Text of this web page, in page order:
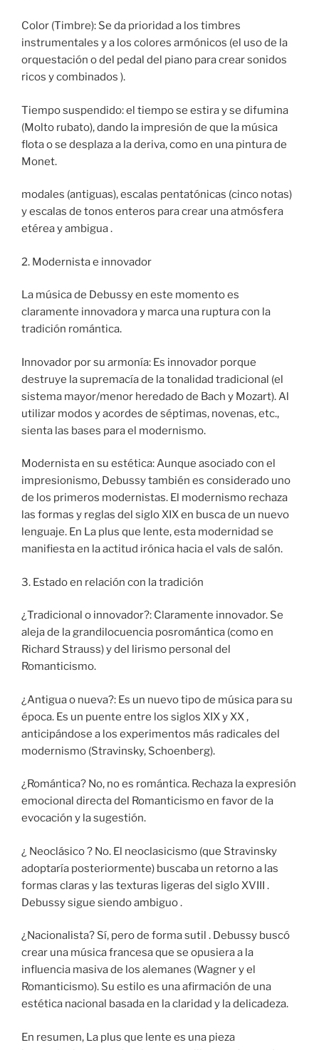
Color (Timbre): Se da prioridad a los timbres
instrumentales y a los colores armónicos (el uso de la
orquestación o del pedal del piano para crear sonidos
ricos y combinados ).
Tiempo suspendido: el tiempo se estira y se difumina
(Molto rubato), dando la impresión de que la música
flota o se desplaza a la deriva, como en una pintura de
Monet.
modales (antiguas), escalas pentatónicas (cinco notas)
y escalas de tonos enteros para crear una atmósfera
etérea y ambigua .
2. Modernista e innovador
La música de Debussy en este momento es
claramente innovadora y marca una ruptura con la
tradición romántica.
Innovador por su armonía: Es innovador porque
destruye la supremacía de la tonalidad tradicional (el
sistema mayor/menor heredado de Bach y Mozart). Al
utilizar modos y acordes de séptimas, novenas, etc.,
sienta las bases para el modernismo.
Modernista en su estética: Aunque asociado con el
impresionismo, Debussy también es considerado uno
de los primeros modernistas. El modernismo rechaza
las formas y reglas del siglo XIX en busca de un nuevo
lenguaje. En La plus que lente, esta modernidad se
manifiesta en la actitud irónica hacia el vals de salón.
3. Estado en relación con la tradición
¿Tradicional o innovador?: Claramente innovador. Se
aleja de la grandilocuencia posromántica (como en
Richard Strauss) y del lirismo personal del
Romanticismo.
¿Antigua o nueva?: Es un nuevo tipo de música para su
época. Es un puente entre los siglos XIX y XX ,
anticipándose a los experimentos más radicales del
modernismo (Stravinsky, Schoenberg).
¿Romántica? No, no es romántica. Rechaza la expresión
emocional directa del Romanticismo en favor de la
evocación y la sugestión.
¿ Neoclásico ? No. El neoclasicismo (que Stravinsky
adoptaría posteriormente) buscaba un retorno a las
formas claras y las texturas ligeras del siglo XVIII .
Debussy sigue siendo ambiguo .
¿Nacionalista? Sí, pero de forma sutil . Debussy buscó
crear una música francesa que se opusiera a la
influencia masiva de los alemanes (Wagner y el
Romanticismo). Su estilo es una afirmación de una
estética nacional basada en la claridad y la delicadeza.
En resumen, La plus que lente es una pieza